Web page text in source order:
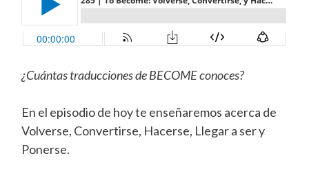
¿Cuántas traducciones de BECOME conoces?
En el episodio de hoy te enseñaremos acerca de
Volverse, Convertirse, Hacerse, Llegar a ser y
Ponerse.